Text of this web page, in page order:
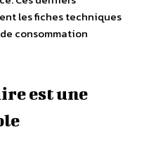
les fiches techniques
consommation
est une